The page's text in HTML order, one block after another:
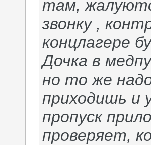
там,
звонку ,
концлагере
Дочка в
но то же
приходишь и
пропуск
проверяет,